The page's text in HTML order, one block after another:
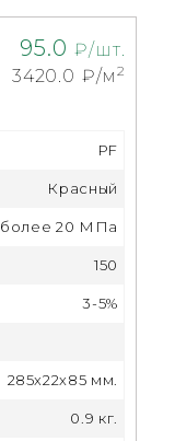
95.0 ₽/шт.
3420.0 ₽/м2
PF
Красный
более 20 МПа
150
3-5%
285x22x85 мм.
0.9 кг.